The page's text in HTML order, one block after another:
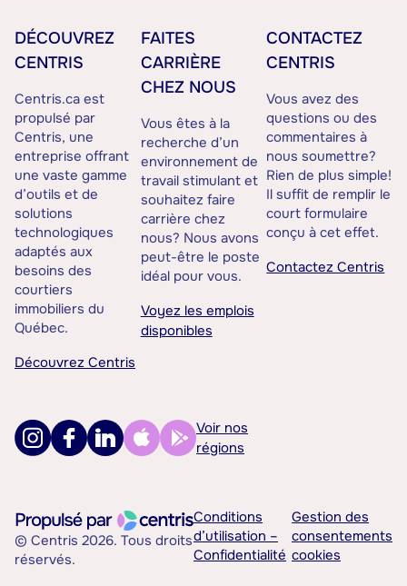
DÉCOUVREZ
CENTRIS
Centris.ca est
propulsé par
Centris, une
entreprise offrant
une vaste gamme
d’outils et de
solutions
technologiques
adaptés aux
besoins des
courtiers
immobiliers du
Québec.
Découvrez Centris
FAITES
CARRIÈRE
CHEZ NOUS
Vous êtes à la
recherche d’un
environnement de
travail stimulant et
souhaitez faire
carrière chez
nous? Nous avons
peut-être le poste
idéal pour vous.
Voyez les emplois
disponibles
CONTACTEZ
CENTRIS
Vous avez des
questions ou des
commentaires à
nous soumettre?
Rien de plus simple!
Il suffit de remplir le
court formulaire
conçu à cet effet.
Contactez Centris
Voir nos
régions
© Centris 2026. Tous droits
réservés.
Conditions
d’utilisation –
Confidentialité
Gestion des
consentements
cookies